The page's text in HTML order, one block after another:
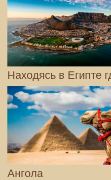
Находясь в Египте
Ангола